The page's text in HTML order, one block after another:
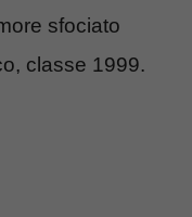
sfociato
classe 1999.